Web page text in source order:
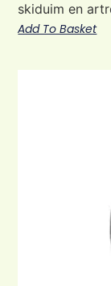
skiduim en
Add To Basket